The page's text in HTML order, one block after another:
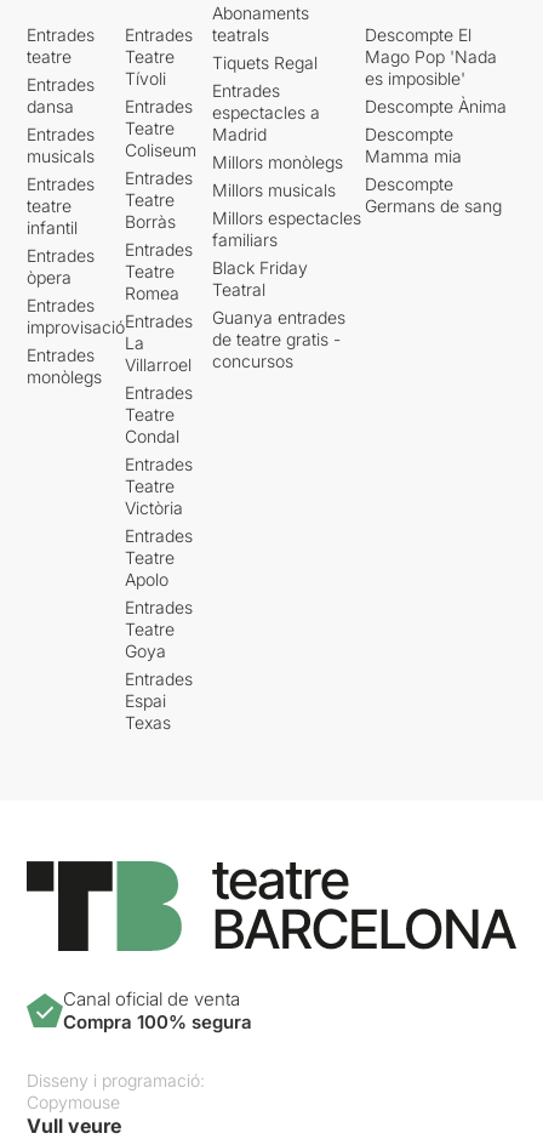
Entrades
teatre
Entrades
dansa
Entrades
musicals
Entrades
teatre
infantil
Entrades
òpera
Entrades
improvisació
Entrades
monòlegs
Entrades
Teatre
Tívoli
Entrades
Teatre
Coliseum
Entrades
Teatre
Borràs
Entrades
Teatre
Romea
Entrades
La
Villarroel
Entrades
Teatre
Condal
Entrades
Teatre
Victòria
Entrades
Teatre
Apolo
Entrades
Teatre
Goya
Entrades
Espai
Texas
Abonaments
teatrals
Tiquets Regal
Entrades
espectacles a
Madrid
Millors monòlegs
Millors musicals
Millors espectacles
familiars
Black Friday
Teatral
Guanya entrades
de teatre gratis -
concursos
Descompte El
Mago Pop 'Nada
es imposible'
Descompte Ànima
Descompte
Mamma mia
Descompte
Germans de sang
Canal oficial de venta
Compra 100% segura
Disseny i programació:
Copymouse
Vull veure